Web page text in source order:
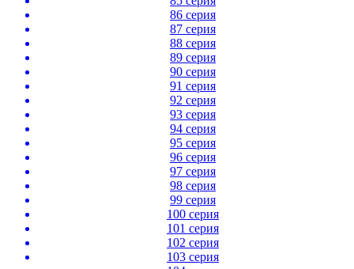
86 серия
87 серия
88 серия
89 серия
90 серия
91 серия
92 серия
93 серия
94 серия
95 серия
96 серия
97 серия
98 серия
99 серия
100 серия
101 серия
102 серия
103 серия